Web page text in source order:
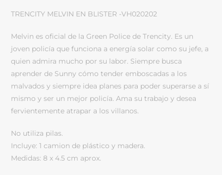
TRENCITY MELVIN EN BLISTER -VH020202
Melvin es oficial de la Green Police de Trencity. Es un
joven policía que funciona a energía solar como su jefe, a
quien admira mucho por su labor. Siempre busca
aprender de Sunny cómo tender emboscadas a los
malvados y siempre idea planes para poder superarse a sí
mismo y ser un mejor policía. Ama su trabajo y desea
fervientemente atrapar a los villanos.
No utiliza pilas.
Incluye: 1 camion de plástico y madera.
Medidas: 8 x 4.5 cm aprox.